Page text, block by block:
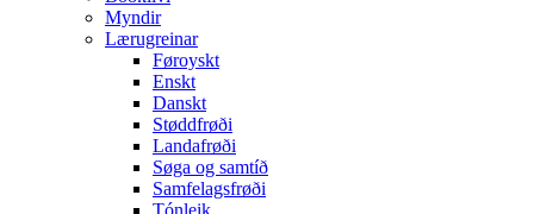
Myndir
Lærugreinar
Føroyskt
Enskt
Danskt
Støddfrøði
Landafrøði
Søga og samtíð
Samfelagsfrøði
Tónleik